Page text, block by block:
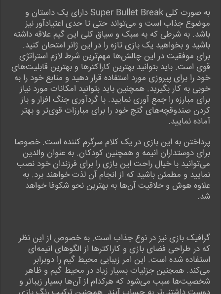
به صورت کلی Super Bullet Break دارای یک داستان و
موضوع جذاب است و می‌تواند حتی تا حدی اعتیادآور نیز
باشد. به شرطی که به سبک و سیاق کلی این گیم علاقه داشته
باشید و بخواهید یک بازی تازه را در این ژانر امتحان کنید.
برای موفقیت در این چالش‌ها مهم‌ترین شرط لازم استراتژی
قوی است. باید بتوانید بهترین کاراکترها و بهترین قابلیت‌های
خود را برای پیروزی مورد استفاده قرار دهید و منابع خود را به
خوبی به کار بگیرید. همچنین باید بتوانید امکانات مورد نیاز
برای مبارزه را جمع آوری نمایید. با گردآوری جنگ افزار و باز
کردن صندوقچه‌های گنج خود را برای مبارزات قوی‌تر و بهتر
آماده نمایید.
پرداختن به این بازی در یک کلام سرگرم کننده است. خصوصا
برای دوستداران انیمه و همچنین کودکان. به عنوان والدین
می‌توانید با خیال راحت این بازی را برای فرزندان خود نصب
نمایید و مطمئن باشید که از انجام آن لذت خواهند برد. به
علاوه هوش و خلاقیت آن‌ها به بهترین نحو شکوفا خواهد
شد.
گرافیک بازی نیز در نوع جذاب است. به خصوص از این نظر
که در طراحی فضای بازی و کاراکترها از الگوهای انیمه‌ای
استفاده شده است. این امر زیبایی محیط گیم را دوبرابر
می‌کند. همچنین جزئیات بسیار زیاد در محیط گیم و ظاهر
شخصیت‌ها سبب می‌شود که هرکدام از آن‌ها بسیار زیباتر و